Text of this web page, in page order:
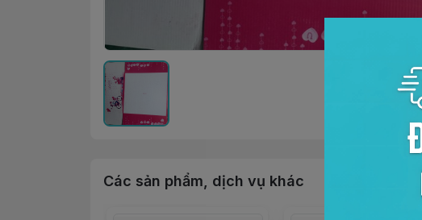
Các sản phẩm, dịch vụ khác